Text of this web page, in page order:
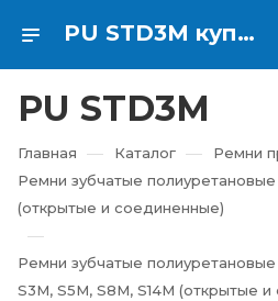
PU STD3M купить в Екатеринбурге ⇨ RTI-KUPI
PU STD3M
Главная — Каталог — Ремни
Ремни зубчатые
(открытые и соединенные)
—
Ремни зубчатые
S3M, S5M, S8M, S14M (открытые